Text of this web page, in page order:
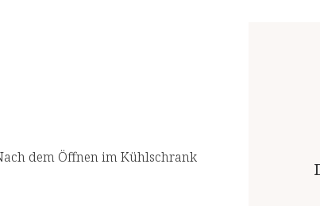
dem Öffnen im Kühlschrank